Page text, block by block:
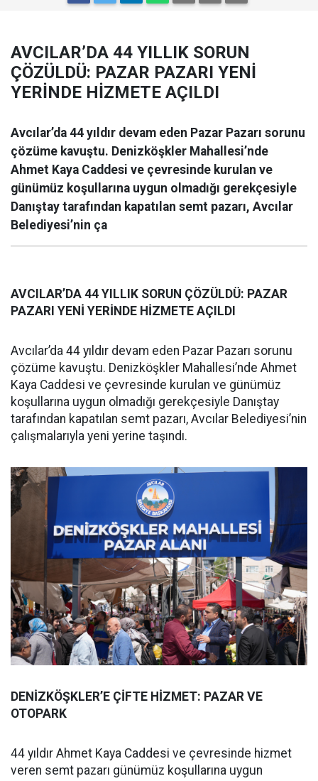
AVCILAR’DA 44 YILLIK SORUN
ÇÖZÜLDÜ: PAZAR PAZARI YENİ
YERİNDE HİZMETE AÇILDI
Avcılar’da 44 yıldır devam eden Pazar Pazarı sorunu
çözüme kavuştu. Denizköşkler Mahallesi’nde
Ahmet Kaya Caddesi ve çevresinde kurulan ve
günümüz koşullarına uygun olmadığı gerekçesiyle
Danıştay tarafından kapatılan semt pazarı, Avcılar
Belediyesi’nin ça
AVCILAR’DA 44 YILLIK SORUN ÇÖZÜLDÜ: PAZAR
PAZARI YENİ YERİNDE HİZMETE AÇILDI
Avcılar’da 44 yıldır devam eden Pazar Pazarı sorunu
çözüme kavuştu. Denizköşkler Mahallesi’nde Ahmet
Kaya Caddesi ve çevresinde kurulan ve günümüz
koşullarına uygun olmadığı gerekçesiyle Danıştay
tarafından kapatılan semt pazarı, Avcılar Belediyesi’nin
çalışmalarıyla yeni yerine taşındı.
DENİZKÖŞKLER’E ÇİFTE HİZMET: PAZAR VE
OTOPARK
44 yıldır Ahmet Kaya Caddesi ve çevresinde hizmet
veren semt pazarı günümüz koşullarına uygun